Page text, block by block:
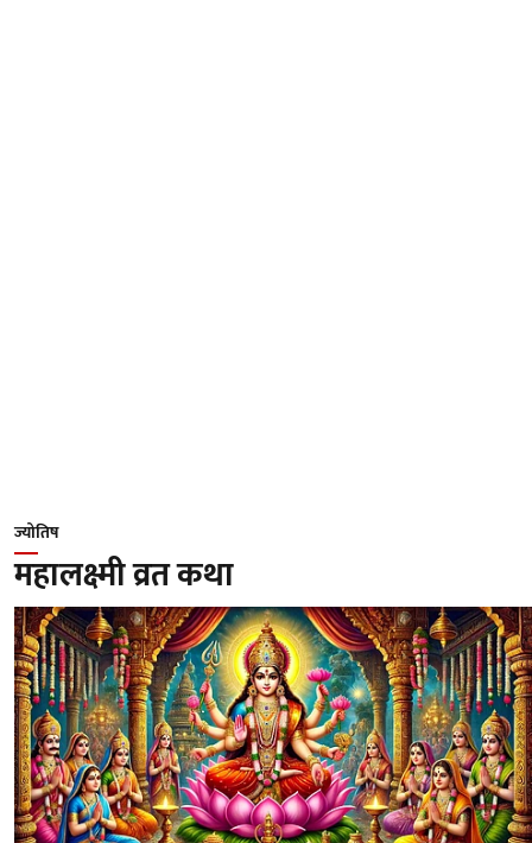
ज्योतिष
महालक्ष्मी व्रत कथा